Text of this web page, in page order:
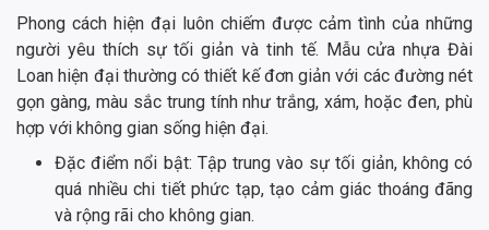
Phong cách hiện đại luôn chiếm được cảm tình của những
người yêu thích sự tối giản và tinh tế. Mẫu cửa nhựa Đài
Loan hiện đại thường có thiết kế đơn giản với các đường nét
gọn gàng, màu sắc trung tính như trắng, xám, hoặc đen, phù
hợp với không gian sống hiện đại.
Đặc điểm nổi bật: Tập trung vào sự tối giản, không có
quá nhiều chi tiết phức tạp, tạo cảm giác thoáng đãng
và rộng rãi cho không gian.